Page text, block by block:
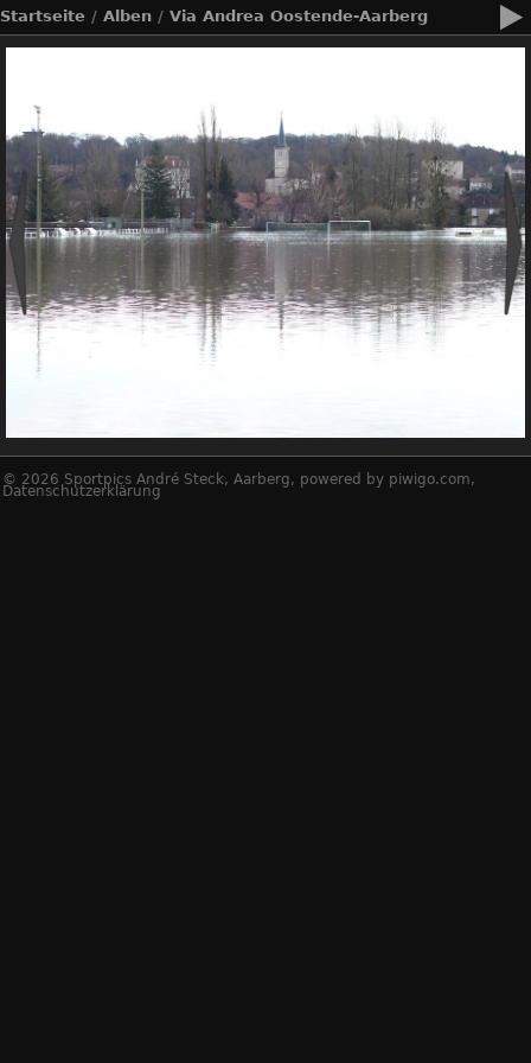
Startseite / Alben / Via Andrea Oostende-Aarberg
© 2026 Sportpics André Steck, Aarberg, powered by piwigo.com,
Datenschutzerklärung